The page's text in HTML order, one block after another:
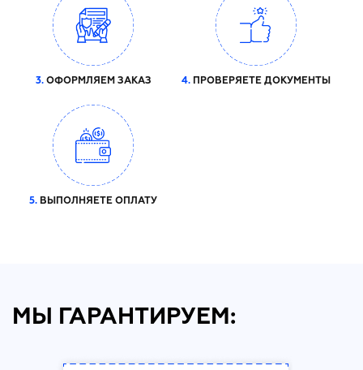
3.ОФОРМЛЯЕМ ЗАКАЗ 4.ПРОВЕРЯЕТЕ ДОКУМЕНТЫ
5. ВЫПОЛНЯЕТЕ ОПЛАТУ
МЫ ГАРАНТИРУЕМ: